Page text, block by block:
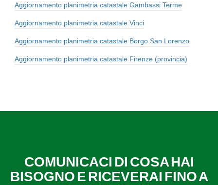
Aggiornamento planimetria catastale Gambassi Terme
Aggiornamento planimetria catastale Vinci
Aggiornamento planimetria catastale Borgo San Lorenzo
Aggiornamento planimetria catastale Firenze (provincia)
COMUNICACI DI COSA HAI
BISOGNO E RICEVERAI FINO A